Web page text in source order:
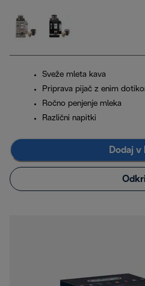
Sveže mleta kava
Priprava pijač z enim
Ročno penjenje mleka
Različni napitki
Dodaj v